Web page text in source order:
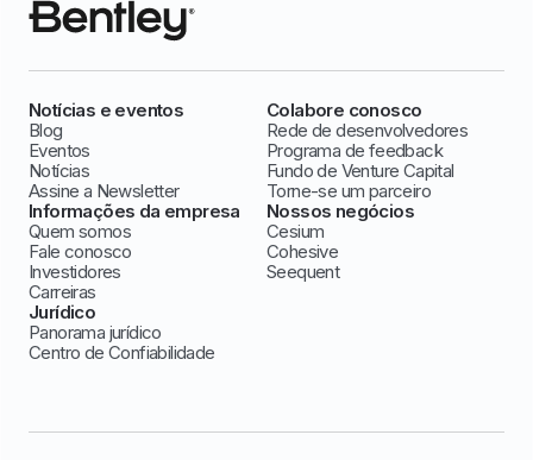
Notícias e eventos
Blog
Eventos
Notícias
Assine a Newsletter
Colabore conosco
Rede de desenvolvedores
Programa de feedback
Fundo de Venture Capital
Torne-se um parceiro
Informações da empresa
Quem somos
Fale conosco
Investidores
Carreiras
Nossos negócios
Cesium
Cohesive
Seequent
Jurídico
Panorama jurídico
Centro de Confiabilidade